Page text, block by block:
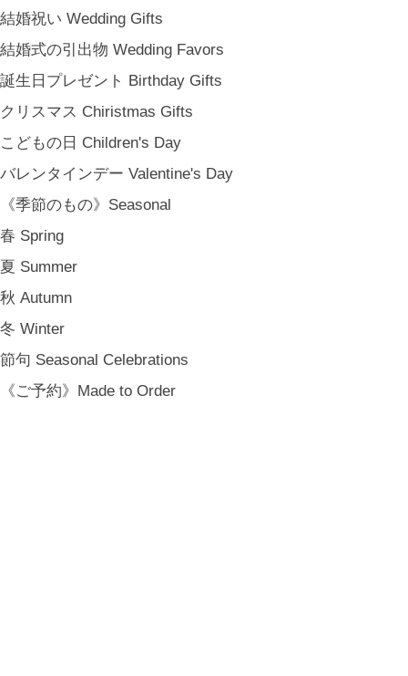
結婚祝い Wedding Gifts
結婚式の引出物 Wedding Favors
誕生日プレゼント Birthday Gifts
クリスマス Chiristmas Gifts
こどもの日 Children's Day
バレンタインデー Valentine's Day
《季節のもの》Seasonal
春 Spring
夏 Summer
秋 Autumn
冬 Winter
節句 Seasonal Celebrations
《ご予約》Made to Order
日常という大切な時間にそっと寄り添う品々をキュレート。それぞれの
の中で愉しむインテリアスタイリングをご提案しています。 casa rua [
カーサ・ルア] 石川県金沢市尾張町2-14-20 八百萬本舗 内 casa rua / A
RU / icca / icca nicca Home Page Production & Photos by rua., co. ltd
SHOP INFO
SHOPPING GUIDE
FAQ
[ MEMBERSHIP ]
TOP
MY PAGE